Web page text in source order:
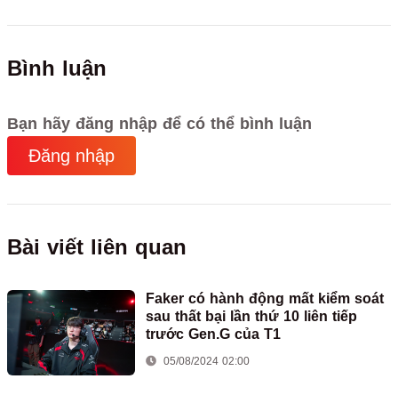
Bình luận
Bạn hãy đăng nhập để có thể bình luận
Đăng nhập
Bài viết liên quan
Faker có hành động mất kiểm soát
sau thất bại lần thứ 10 liên tiếp
trước Gen.G của T1
05/08/2024 02:00